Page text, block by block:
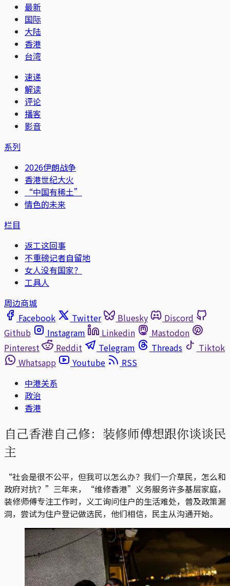
最新
国际
大陆
香港
台湾
速递
解读
评论
播客
影音
系列
2026伊朗战争
香港世纪大火
“中国有稀土”
情色的未来
栏目
返工这回事
不重磅记者自留地
女人没有国家？
工具人
周边商城
Facebook
Twitter Bluesky
Discord
Github
Instagram Linkedin
Mastodon
Pinterest
Reddit Telegram Threads
Tiktok
Whatsapp
Youtube
RSS
中港关系
政治
香港
自己香港自己修：装修师傅想跟你谈谈民
主
“社会是很不公平，但我可以怎么办？我们一介草民，怎么和
政府对抗？”三年来，“维修香港”义务服务许多基层家庭，
装修师傅专注工作时，义工询问住户的生活难处，普及政策漏
洞，尝试为住户登记做选民，他们相信，民主从沟通开始。